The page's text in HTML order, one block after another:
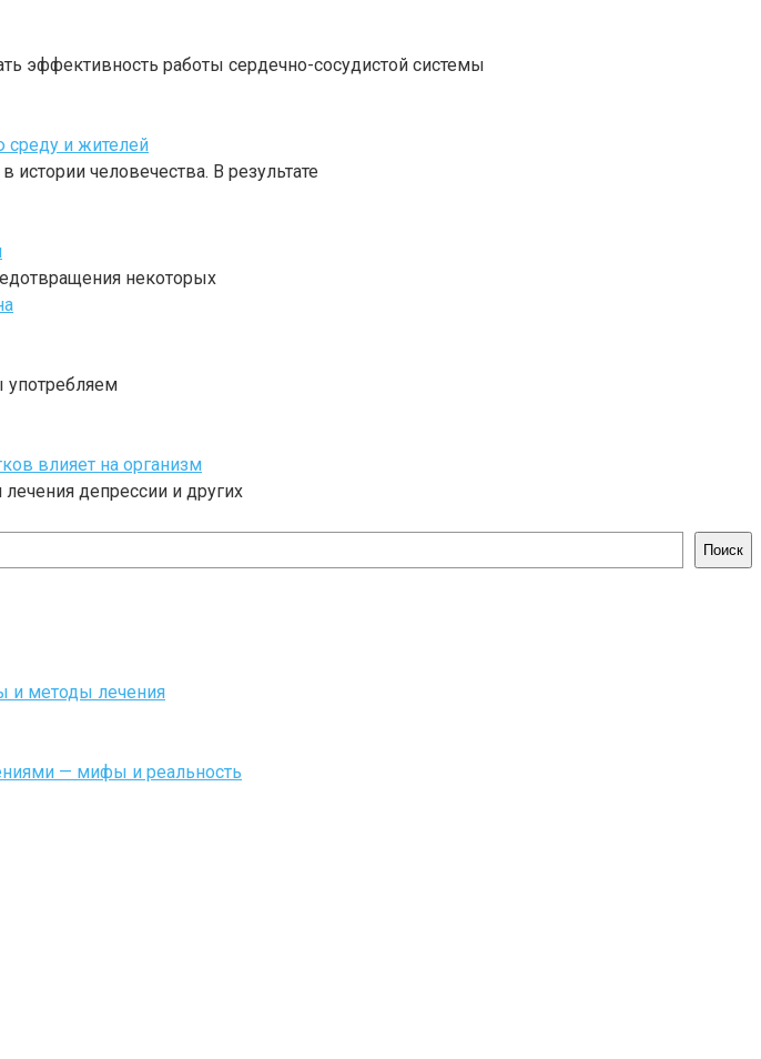
эффективность работы сердечно-сосудистой системы
и жителей
человечества. В результате
некоторых
употребляем
влияет на организм
депрессии и других
Поиск
и методы лечения
— мифы и реальность